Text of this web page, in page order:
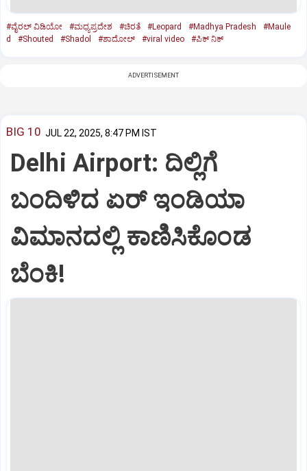
#ವೈರಲ್‌ ವಿಡಿಯೋ #ಮಧ್ಯಪ್ರದೇಶ #ಚಿರತೆ #Leopard #Madhya Pradesh
#Maule
d
#Shouted #Shadol #ಶಾದೋಲ್‌ #viral video #ಪಿಕ್‌ ನಿಕ್
ADVERTISEMENT
BIG 10 JUL 22, 2025, 8:47 PM IST
Delhi Airport: ದಿಲ್ಲಿಗೆ
ಬಂದಿಳಿದ ಏರ್‌ ಇಂಡಿಯಾ
ವಿಮಾನದಲ್ಲಿ ಕಾಣಿಸಿಕೊಂಡ
ಬೆಂಕಿ!